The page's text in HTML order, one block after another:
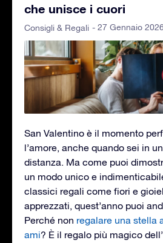
che unisce i cuori
Consigli & Regali - 27 Gennaio
San Valentino è il momento
l’amore, anche quando sei in
distanza. Ma come puoi
un modo unico e
classici regali come fiori e
apprezzati, quest’anno puoi
Perché non regalare una stella
ami? È il regalo più magico